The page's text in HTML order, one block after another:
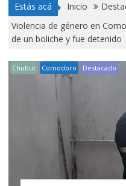
Estás acá Inicio
Violencia de género en
de un boliche y fue detenido
Chubut Comodoro Destacado